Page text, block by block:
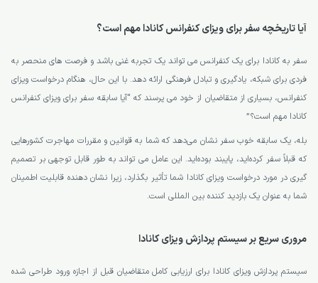
آیا تاریخچه سفر برای ویزای کنفرانس کانادا مهم است؟
سفر به کانادا برای یک کنفرانس می تواند یک تجربه غنی باشد و فرصت های منحصر به
فردی برای شبکه، یادگیری و تبادل فرهنگی ارائه دهد. با این حال، هنگام درخواست ویزای
کنفرانس، بسیاری از متقاضیان از خود می پرسند که “آیا سابقه سفر برای ویزای کنفرانس
کانادا مهم است؟”
بله، یک سابقه خوب سفر نشان می‌دهد که شما به قوانین و مقررات مهاجرت کشورهایی
که قبلاً سفر کرده‌اید، پایبند بوده‌اید. این عامل می تواند به طور قابل توجهی بر تصمیم
گیری در مورد درخواست ویزای کانادا شما تأثیر بگذارد، زیرا نشان دهنده قابلیت اطمینان
شما به عنوان یک بازدید کننده بین المللی است.
مروری سریع بر سیستم پردازش ویزای کانادا
سیستم پردازش ویزای کانادا برای ارزیابی کامل متقاضیان قبل از اجازه ورود طراحی شده